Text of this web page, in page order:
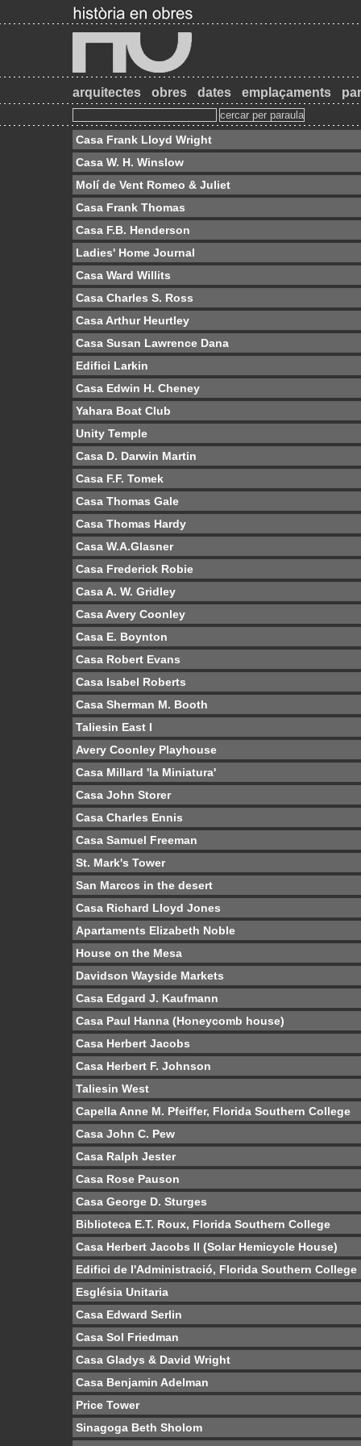
arquitectes obres dates emplaçaments
Casa Frank Lloyd Wright
Casa W. H. Winslow
Molí de Vent Romeo & Juliet
Casa Frank Thomas
Casa F.B. Henderson
Ladies' Home Journal
Casa Ward Willits
Casa Charles S. Ross
Casa Arthur Heurtley
Casa Susan Lawrence Dana
Edifici Larkin
Casa Edwin H. Cheney
Yahara Boat Club
Unity Temple
Casa D. Darwin Martin
Casa F.F. Tomek
Casa Thomas Gale
Casa Thomas Hardy
Casa W.A.Glasner
Casa Frederick Robie
Casa A. W. Gridley
Casa Avery Coonley
Casa E. Boynton
Casa Robert Evans
Casa Isabel Roberts
Casa Sherman M. Booth
Taliesin East I
Avery Coonley Playhouse
Casa Millard 'la Miniatura'
Casa John Storer
Casa Charles Ennis
Casa Samuel Freeman
St. Mark's Tower
San Marcos in the desert
Casa Richard Lloyd Jones
Apartaments Elizabeth Noble
House on the Mesa
Davidson Wayside Markets
Casa Edgard J. Kaufmann
Casa Paul Hanna (Honeycomb house)
Casa Herbert Jacobs
Casa Herbert F. Johnson
Taliesin West
Capella Anne M. Pfeiffer, Florida Southern College
Casa John C. Pew
Casa Ralph Jester
Casa Rose Pauson
Casa George D. Sturges
Biblioteca E.T. Roux, Florida Southern College
Casa Herbert Jacobs II (Solar Hemicycle House)
Edifici de l'Administració, Florida Southern College
Església Unitaria
Casa Edward Serlin
Casa Sol Friedman
Casa Gladys & David Wright
Casa Benjamin Adelman
Price Tower
Sinagoga Beth Sholom